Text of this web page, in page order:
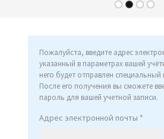
Пожалуйста, введите адрес
указанный в параметрах вашей
него будет отправлен
После его получения вы сможете
пароль для вашей учетной записи.
Адрес электронной почты *